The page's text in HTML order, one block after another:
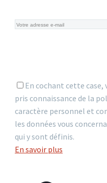
En cochant cette
pris connaissance de la
caractère personnel et
les données vous
qui y sont définis.
En savoir plus